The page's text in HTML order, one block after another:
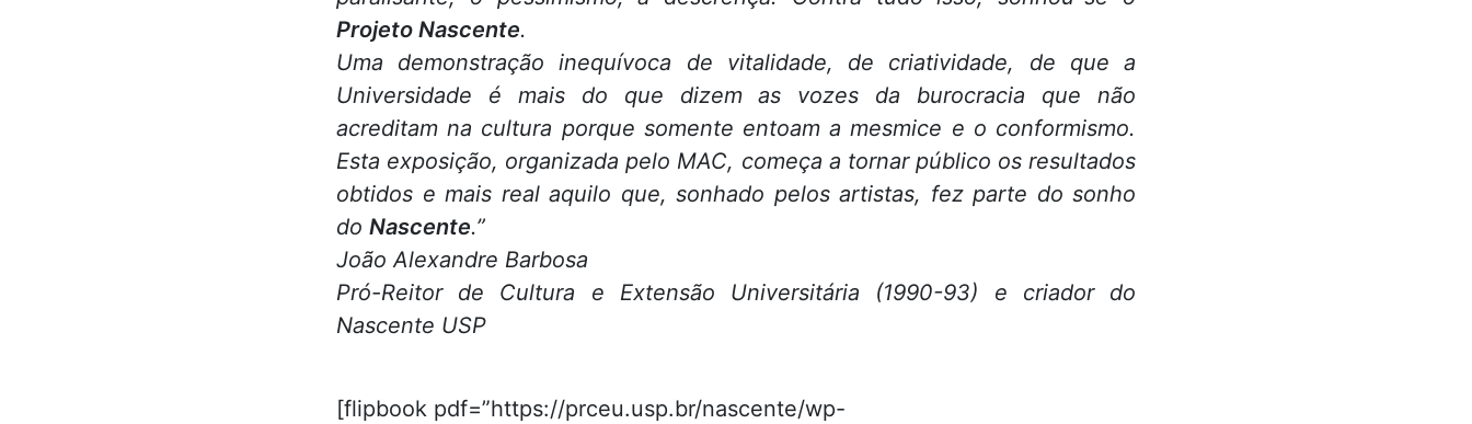
Projeto Nascente.
Uma demonstração inequívoca de vitalidade, de criatividade, de que a
Universidade é mais do que dizem as vozes da burocracia que não
acreditam na cultura porque somente entoam a mesmice e o conformismo.
Esta exposição, organizada pelo MAC, começa a tornar público os resultados
obtidos e mais real aquilo que, sonhado pelos artistas, fez parte do sonho
do Nascente.”
João Alexandre Barbosa
Pró-Reitor de Cultura e Extensão Universitária (1990-93) e criador do
Nascente USP
[flipbook pdf=”https://prceu.usp.br/nascente/wp-